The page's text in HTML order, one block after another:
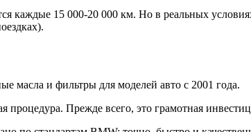
каждые 15 000-20 000 км. Но в реальных
масла и фильтры для моделей авто с 2001 года.
Прежде всего, это грамотная